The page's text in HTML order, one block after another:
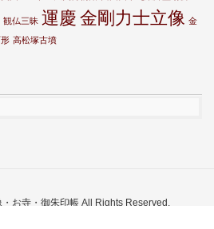
観仏三昧 運慶 金剛力士立像 金
高松塚古墳
お寺・御朱印帳 All Rights Reserved.